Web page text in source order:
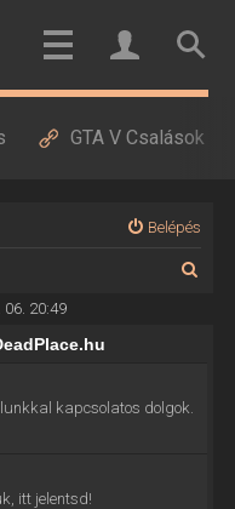
GTA V Csalások
Belépés
06. 20:49
kapcsolatos dolgok.
itt jelentsd!